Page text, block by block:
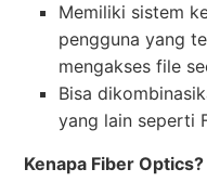
Memiliki sistem
pengguna yang
mengakses file
Bisa
yang lain seperti
Kenapa Fiber Optics?